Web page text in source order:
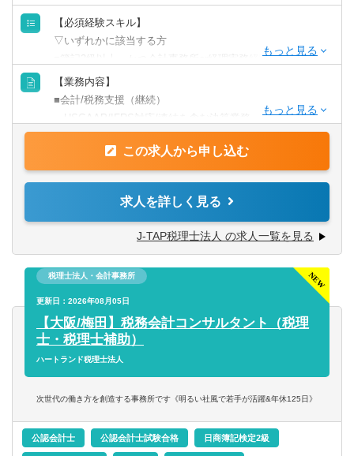
【必須経験スキル】
▽いずれかに該当する方
■簿記2級以上、かつ会計事務所or経理実務経験2年以上（法
人税申告書作成経験必須）
■税理士試験の簿財2科目合格者以上（+法人or消費or相続1
科目合格者歓迎）or 公認会計士or 公認会計士試験短答合格
者（実務経験なしでも歓迎）
■ 謙虚さと素直さがある方（コミュニケーションと協力）
■コミュニケーション能力が高く人と信頼関係を構築できる
方（コミュニケーションと協力）
■悪いことも含めあらゆる事象を自己成長機会だと捉えるこ
とができる（主体性）
■成長意欲が高い（プロフェッショナリズム）
【業務内容】
■会計/税務支援（継続）
・USGAAP/IFRS対応/連結を含む決算業務
・税務顧問（税務相談）
・法人税/消費税/償却資産税の申告代行
・資産税（相続対策）コンサルティング
■税務支援（スポット）
・税務面の調査（税務DD）
・組織再編ストラクチャーの検討/実行支援
※経験スキルによってお任せする業務は異なります。
＜在宅勤務について＞
この求人から申し込む
求人を詳しく見る
J-TAP税理士法人 の求人一覧を見る
税理士法人・会計事務所
更新日：2026年08月05日
【大阪/梅田】税務会計コンサルタント（税理
士・税理士補助）
ハートランド税理士法人
次世代の働き方を創造する事務所です《明るい社風で若手が活躍&年休125日》
公認会計士 公認会計士試験合格 日商簿記検定2級